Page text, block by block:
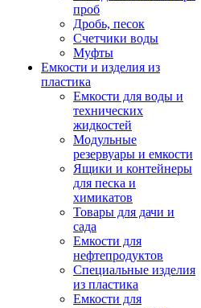
проб
Дробь, песок
Счетчики воды
Муфты
Емкости и изделия из
пластика
Емкости для воды и
технических
жидкостей
Модульные
резервуары и емкости
Ящики и контейнеры
для песка и
химикатов
Товары для дачи и
сада
Емкости для
нефтепродуктов
Специальные изделия
из пластика
Емкости для